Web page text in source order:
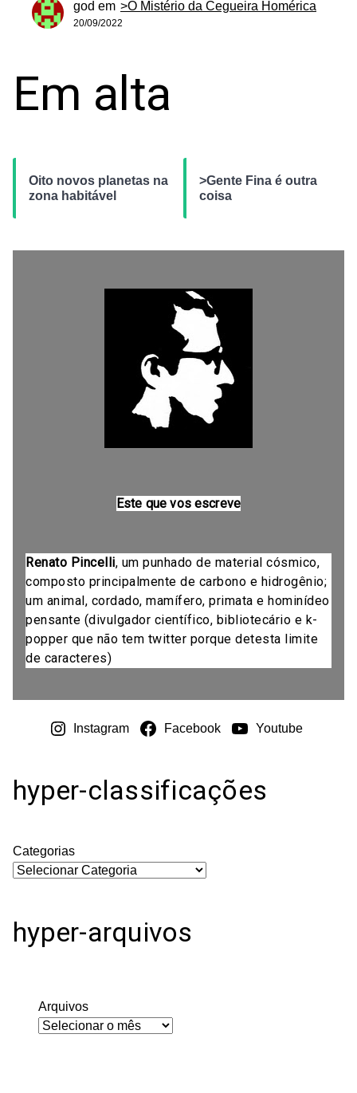
god em >O Mistério da Cegueira Homérica
20/09/2022
Em alta
Oito novos planetas na
zona habitável
>Gente Fina é outra
coisa
Este que vos escreve
Renato Pincelli, um punhado de material cósmico,
composto principalmente de carbono e hidrogênio;
um animal, cordado, mamífero, primata e hominídeo
pensante (divulgador científico, bibliotecário e k-
popper que não tem twitter porque detesta limite
de caracteres)
Instagram Facebook Youtube
hyper-classificações
Categorias
hyper-arquivos
Arquivos